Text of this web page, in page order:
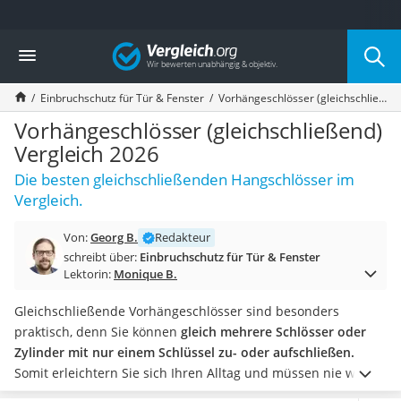
Die beliebtesten Vergleiche nach Kategorie
Baumarkt
Tresor feuerfest
Makita-Akku-Rasenmäher
Kappsäge
Smartes Türschloss
Akku-Rasentrimmer
Feuchtigkeitsmessgerät
Split-Klimaanlage 2 Innengeräte
Bohrmaschine
Tiefbrunnenpumpe
Hochdruckreiniger
Doppelschleifer
Überwachungskamera
Benzinrasenmäher mit Elektrostart
Akku-Laubsauger
Vergleich
Einbruchschutz für Tür & Fenster Vorhängeschlösser (gleichschließend) Vergleich 2026
Vorhängeschlösser (gleichschließend)
Vergleich 2026
Die besten gleichschließenden Hangschlösser im
Vergleich.
Von:Georg B.
Redakteur
schreibt über: Einbruchschutz für Tür & Fenster
Lektorin: Monique B.
Gleichschließende Vorhängeschlösser sind besonders
praktisch, denn Sie können gleich mehrere Schlösser oder
Zylinder mit nur einem Schlüssel zu- oder aufschließen.
Somit erleichtern Sie sich Ihren Alltag und müssen nie wieder
einen schweren Schlüsselbund durch die Gegend tragen.